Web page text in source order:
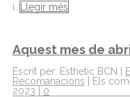
i…
Llegir més
Aquest mes de
Escrit per: Esthetic BCN |
Recomanacions
Els
2023 | 0